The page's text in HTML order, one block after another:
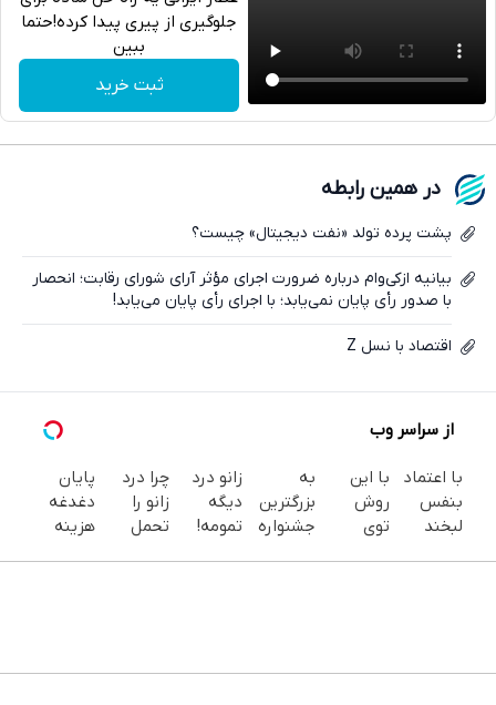
واتساپ
جلوگیری از پیری پیدا کرده!حتما
ببین
ثبت خرید
در همین رابطه
پشت پرده تولد «نفت دیجیتال» چیست؟
بیانیه ازکی‌وام درباره ضرورت اجرای مؤثر آرای شورای رقابت؛ انحصار
با صدور رأی پایان نمی‌یابد؛ با اجرای رأی پایان می‌یابد!
اقتصاد با نسل Z
از سراسر وب
با اعتماد
بنفس
لبخند
با این
روش
توی
به
بزرگترین
جشنواره
میلیون !
زانو درد
دیگه
تمومه!
چرا درد
زانو را
تحمل
کن
پایان
دغدغه
هزینه
کننده